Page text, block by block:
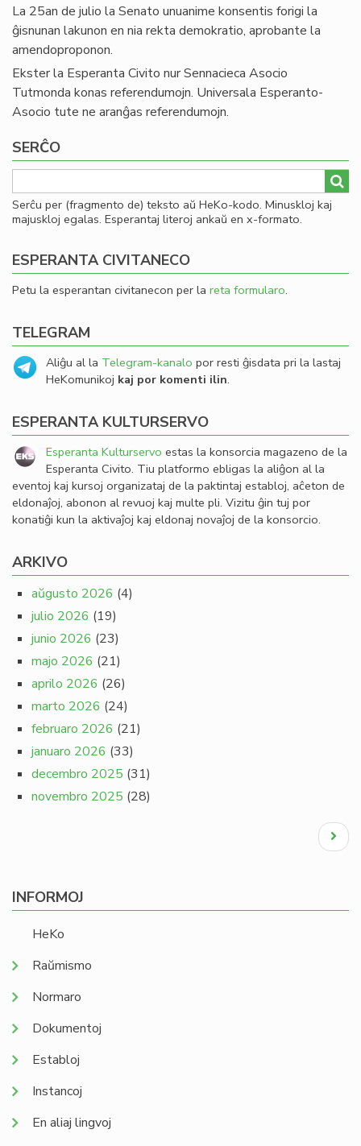
La 25an de julio la Senato unuanime konsentis forigi la
ĝisnunan lakunon en nia rekta demokratio, aprobante la
amendoproponon.
Ekster la Esperanta Civito nur Sennacieca Asocio
Tutmonda konas referendumojn. Universala Esperanto-
Asocio tute ne aranĝas referendumojn.
SERĈO
Serĉu per (fragmento de) teksto aŭ HeKo-kodo. Minuskloj kaj
majuskloj egalas. Esperantaj literoj ankaŭ en x-formato.
ESPERANTA CIVITANECO
Petu la esperantan civitanecon per la reta formularo.
TELEGRAM
Aliĝu al la Telegram-kanalo por resti ĝisdata pri la lastaj
HeKomunikoj kaj por komenti ilin.
ESPERANTA KULTURSERVO
Esperanta Kulturservo estas la konsorcia magazeno de la
Esperanta Civito. Tiu platformo ebligas la aliĝon al la
eventoj kaj kursoj organizataj de la paktintaj establoj, aĉeton de
eldonaĵoj, abonon al revuoj kaj multe pli. Vizitu ĝin tuj por
konatiĝi kun la aktivaĵoj kaj eldonaj novaĵoj de la konsorcio.
ARKIVO
aŭgusto 2026 (4)
julio 2026 (19)
junio 2026 (23)
majo 2026 (21)
aprilo 2026 (26)
marto 2026 (24)
februaro 2026 (21)
januaro 2026 (33)
decembro 2025 (31)
novembro 2025 (28)
Next
page
INFORMOJ
HeKo
Raŭmismo
Normaro
Dokumentoj
Establoj
Instancoj
En aliaj lingvoj